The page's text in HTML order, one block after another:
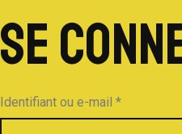
SE
Identifiant ou e-mail *